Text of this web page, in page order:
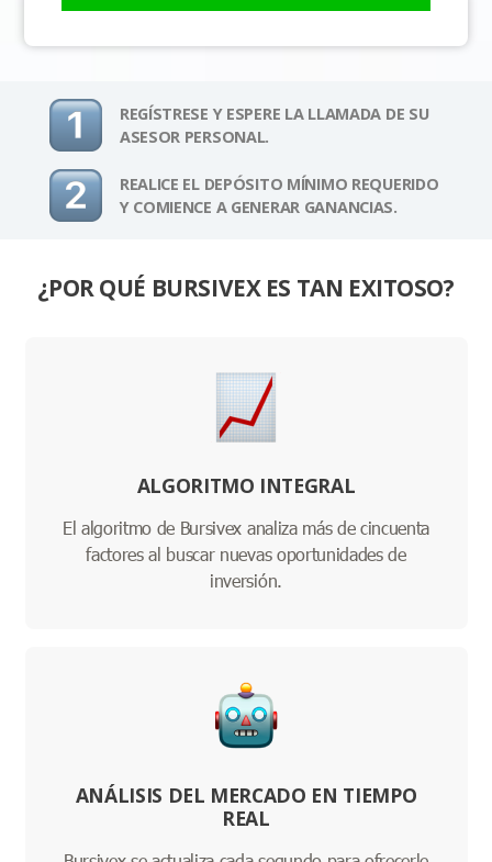
REGÍSTRESE Y ESPERE LA LLAMADA DE SU
ASESOR PERSONAL.
REALICE EL DEPÓSITO MÍNIMO REQUERIDO
Y COMIENCE A GENERAR GANANCIAS.
¿POR QUÉ BURSIVEX ES TAN EXITOSO?
ALGORITMO INTEGRAL
El algoritmo de Bursivex analiza más de cincuenta
factores al buscar nuevas oportunidades de
inversión.
ANÁLISIS DEL MERCADO EN TIEMPO
REAL